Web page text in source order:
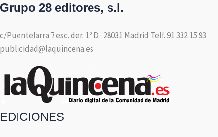
Grupo 28 editores, s.l.
c/Puentelarra 7 esc. der. 1º D · 28031 Madrid Telf. 91 332 15 93
publicidad@laquincena.es
EDICIONES